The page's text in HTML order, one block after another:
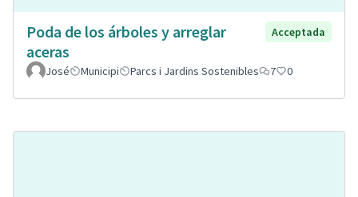
Poda de los árboles y arreglar
aceras
Acceptada
José Municipi Parcs i Jardins Sostenibles 7 0